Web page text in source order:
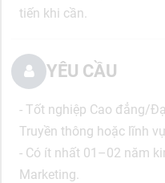
tiến khi cần.
YÊU CẦU
- Tốt nghiệp Cao đẳng/
Truyền thông hoặc lĩnh
- Có ít nhất 01–02 năm
Marketing.